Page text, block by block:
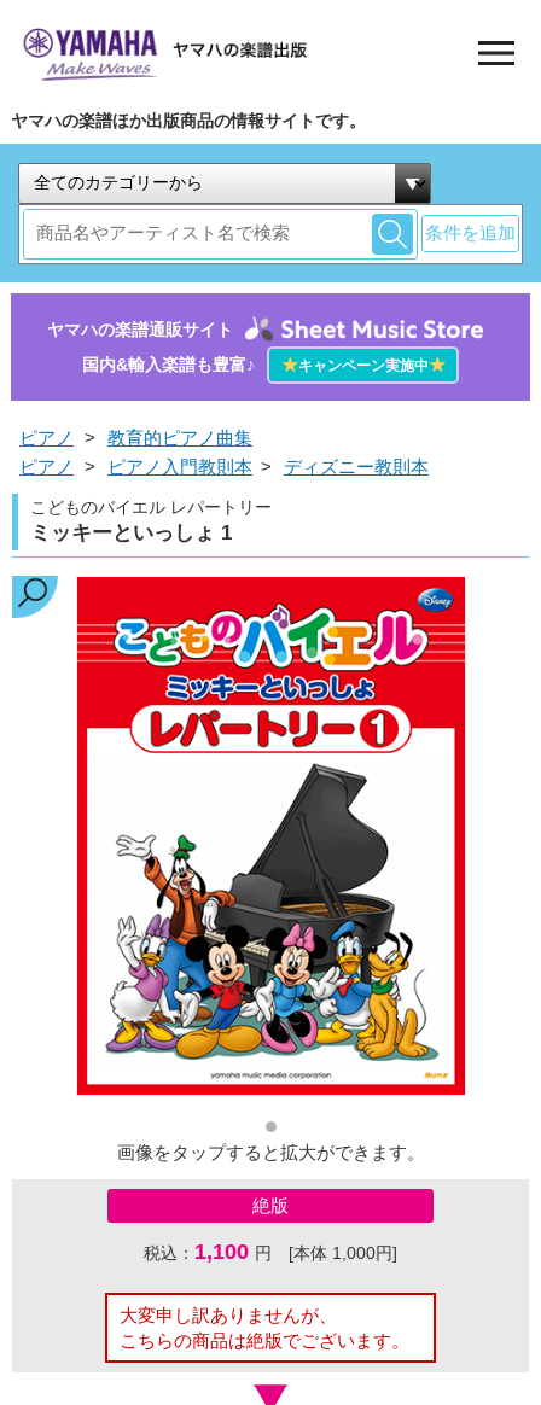
ヤマハの楽譜ほか出版商品の情報サイトです。
条件を追加
ヤマハの楽譜通販サイト
国内&輸入楽譜も豊富♪
★キャンペーン実施中★
ピアノ >
教育的ピアノ曲集
ピアノ
> ピアノ入門教則本 > ディズニー教則本
こどものバイエル レパートリー
ミッキーといっしょ 1
画像をタップすると拡大ができます。
絶版
税込： 1,100 円 [本体 1,000円]
大変申し訳ありませんが、
こちらの商品は絶版でございます。